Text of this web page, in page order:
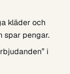
kläder och
spar pengar.
i